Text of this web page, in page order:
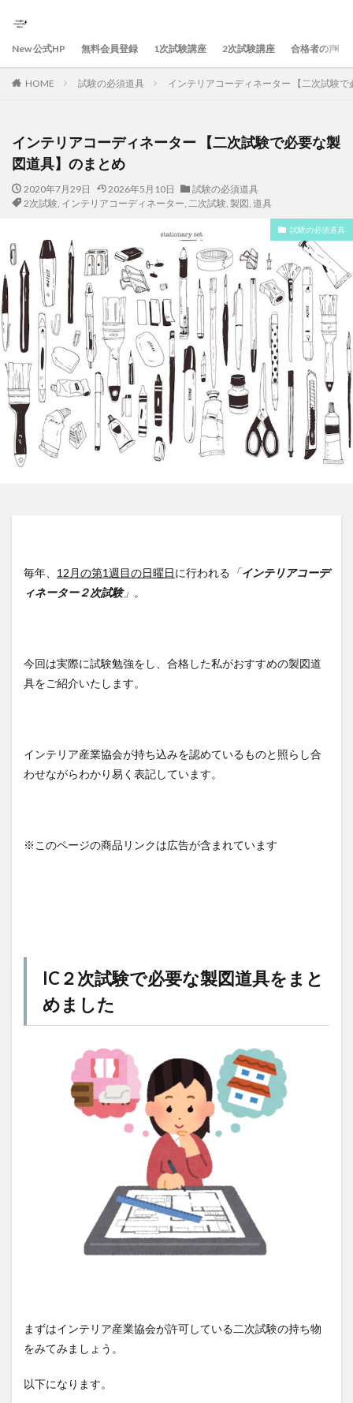
New 公式HP 無料会員登録 1次試験講座 2次試験講座 合格者の声
HOME 試験の必須道具 インテリアコーディネーター 【二次試験
インテリアコーディネーター 【二次試験で必要な製
図道具】のまとめ
2020年7月29日 2026年5月10日
試験の必須道具
2次試験, インテリアコーディネーター, 二次試験, 製図, 道具
試験の必須道具
毎年、 12月の第1週目の日曜日に行われる 「インテリアコーデ
ィネーター２次試験」。
今回は実際に試験勉強をし、合格した私がおすすめの製図道
具をご紹介いたします。
インテリア産業協会が持ち込みを認めているものと照らし合
わせながらわかり易く表記しています。
※このページの商品リンクは広告が含まれています
IC２次試験で必要な製図道具をまと
めました
まずはインテリア産業協会が許可している二次試験の持ち物
をみてみましょう。
以下になります。